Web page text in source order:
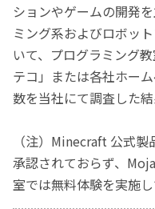
ションやゲームの開発
ミング系およびロボッ
いて、プログラミング
テコ」または各社ホー
数を当社にて調査した
（注）Minecraft 公式
承認されておらず、
室では無料体験を実施